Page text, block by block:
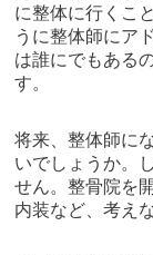
に整体に行くこ
うに整体師にア
は誰にでもある
す。
将来、整体師に
いでしょうか。
せん。整骨院を
内装など、考え